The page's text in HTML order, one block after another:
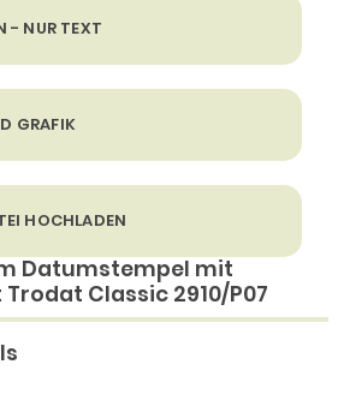
- NUR TEXT
GRAFIK
HOCHLADEN
Datumstempel mit
Classic 2910/P07